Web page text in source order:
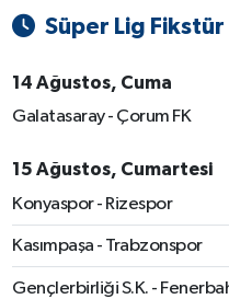
Süper Lig Fikstür
14 Ağustos, Cuma
Galatasaray - Çorum FK
15 Ağustos, Cumartesi
Konyaspor - Rizespor
Kasımpaşa - Trabzonspor
Gençlerbirliği S.K. -